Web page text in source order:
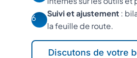
6
Suivi et ajustement :
la feuille de route.
Discutons de votre